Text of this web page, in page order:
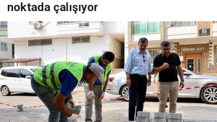
noktada çalışıyor